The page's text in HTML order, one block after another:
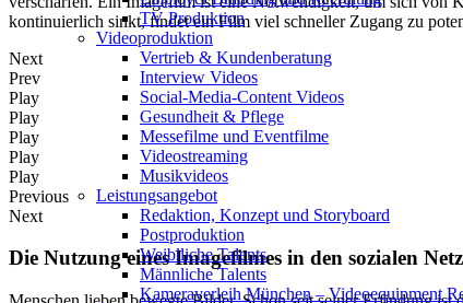
TV Produktion
Videoproduktion
Vertrieb & Kundenberatung
Interview Videos
Social-Media-Content Videos
Gesundheit & Pflege
Mes­se­filme und Eventfilme
Video­strea­ming
Musikvideos
Leis­tungs­an­ge­bot
Redak­ti­on, Kon­zept und Storyboard
Post­pro­duk­ti­on
Weiblliche Talents
Männliche Talents
Kameraverleih München – Videoequipment
kontinuierlich sinkt, findet ein Film viel schneller Zugang zu
Next
Prev
Play
Play
Play
Play
Play
Previous
Next
Die Nut­zung eines Imagefilmes in den soz­ialen